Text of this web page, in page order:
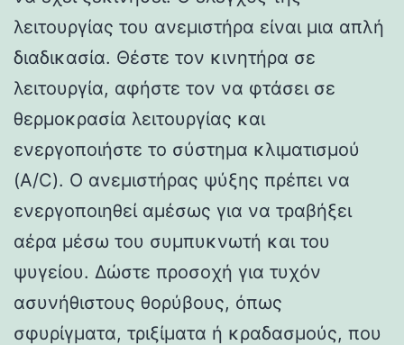
λειτουργίας του ανεμιστήρα είναι μια απλή
διαδικασία. Θέστε τον κινητήρα σε
λειτουργία, αφήστε τον να φτάσει σε
θερμοκρασία λειτουργίας και
ενεργοποιήστε το σύστημα κλιματισμού
(A/C). Ο ανεμιστήρας ψύξης πρέπει να
ενεργοποιηθεί αμέσως για να τραβήξει
αέρα μέσω του συμπυκνωτή και του
ψυγείου. Δώστε προσοχή για τυχόν
ασυνήθιστους θορύβους, όπως
σφυρίγματα, τριξίματα ή κραδασμούς, που